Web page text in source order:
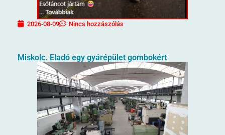
2026-08-09 Nincs hozzászólás
Miskolc. Eladó egy gyárépület gombokért